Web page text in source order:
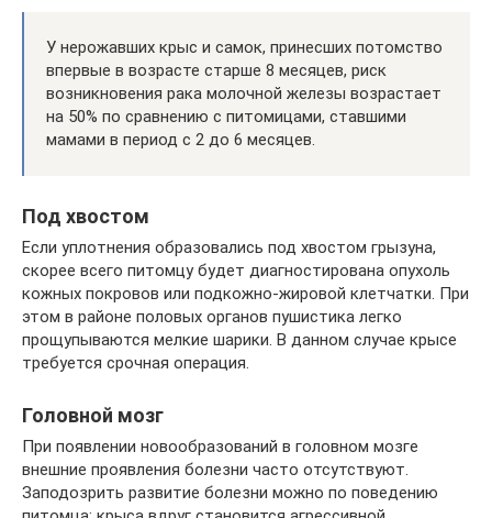
У нерожавших крыс и самок, принесших потомство
впервые в возрасте старше 8 месяцев, риск
возникновения рака молочной железы возрастает
на 50% по сравнению с питомицами, ставшими
мамами в период с 2 до 6 месяцев.
Под хвостом
Если уплотнения образовались под хвостом грызуна,
скорее всего питомцу будет диагностирована опухоль
кожных покровов или подкожно-жировой клетчатки. При
этом в районе половых органов пушистика легко
прощупываются мелкие шарики. В данном случае крысе
требуется срочная операция.
Головной мозг
При появлении новообразований в головном мозге
внешние проявления болезни часто отсутствуют.
Заподозрить развитие болезни можно по поведению